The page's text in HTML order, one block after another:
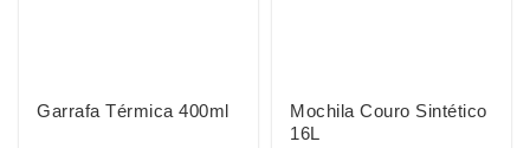
Garrafa Térmica 400ml
Mochila Couro Sintético
16L